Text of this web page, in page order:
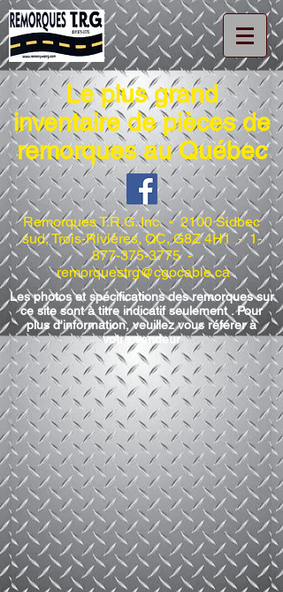
Le plus grand
inventaire de pièces de
remorques au Québec
Remorques T.R.G. Inc. - 2100 Sidbec
sud, Trois-Rivières, QC, G8Z 4H1 -1-
877-375-3775-
remorquestrg@cgocable.ca
Les photos et spécifications des remorques sur
ce site sont à titre indicatif seulement . Pour
plus d'information, veuillez vous référer à
votre vendeur